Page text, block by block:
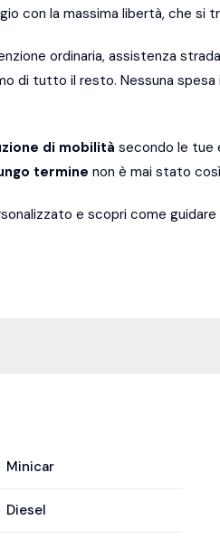
con la massima libertà, che
ordinaria, assistenza
di tutto il resto. Nessuna
di mobilità secondo le tue
termine non è mai stato
e scopri come guidare
Minicar
Diesel